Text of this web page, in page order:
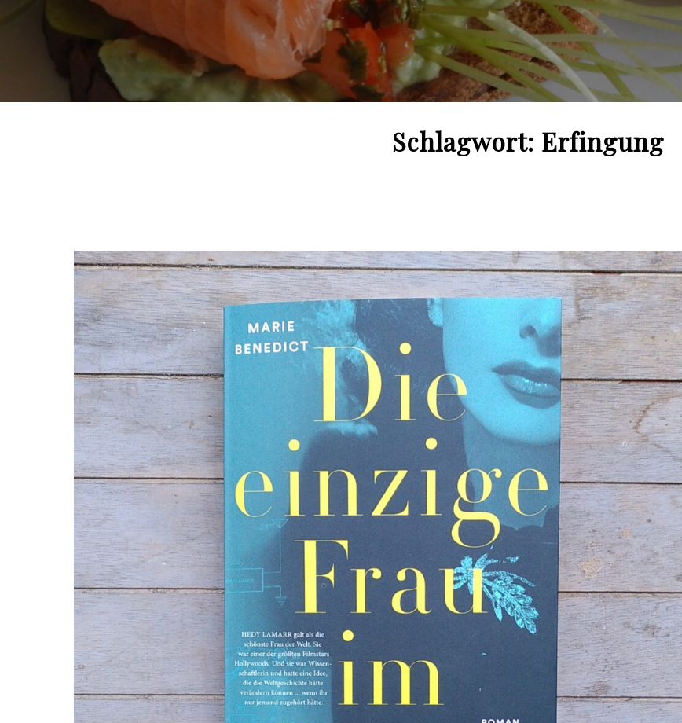
Schlagwort: Erfingung